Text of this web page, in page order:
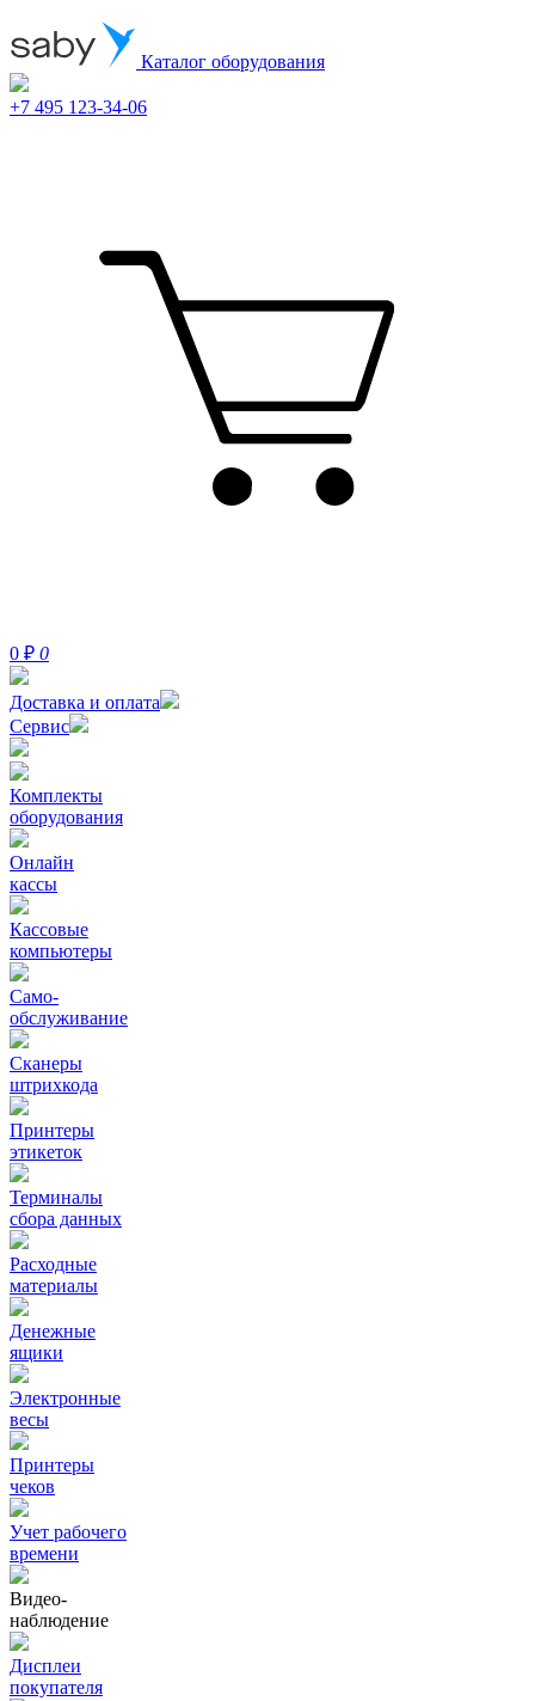
Каталог оборудования
+7 495 123-34-06
0 ₽ 0
Доставка и оплата
Сервис
Комплекты
оборудования
Онлайн
кассы
Кассовые
компьютеры
Само-
обслуживание
Сканеры
штрихкода
Принтеры
этикеток
Терминалы
сбора данных
Расходные
материалы
Денежные
ящики
Электронные
весы
Принтеры
чеков
Учет рабочего
времени
Видео‑
наблюдение
Дисплеи
покупателя